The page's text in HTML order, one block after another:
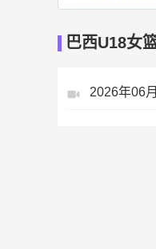
巴西U18女
2026年06